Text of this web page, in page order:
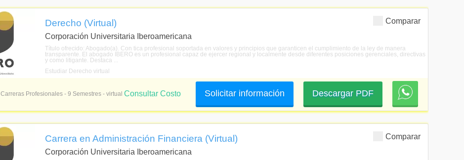
Comparar
Derecho (Virtual)
Corporación Universitaria Iberoamericana
Título ofrecido: Abogado(a). Con tica profesional soportada en valores y principios que garanticen el cumplimiento de la ley de manera
transparente. El abogado IBERO es un profesional capaz de ejercer regional y localmente desde diferentes posiciones gerenciales, directivas
y como litigante. Destaca ...
Estudiar Derecho virtual
Carreras Profesionales - 9 Semestres - virtual Descargar PDF
Solicitar información
Consultar Costo
Comparar
Carrera en Administración Financiera (Virtual)
Corporación Universitaria Iberoamericana